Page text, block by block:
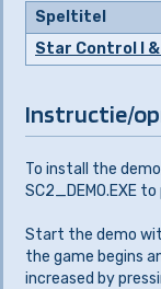
Speltitel
Star Control I &
Instructie/
To install the
SC2_DEMO.EXE to
Start the demo
the game begins
increased by